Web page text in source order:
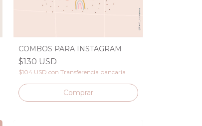
COMBOS PARA INSTAGRAM
$130 USD
$104 USD con Transferencia bancaria
Comprar